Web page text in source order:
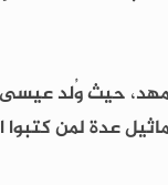
حيث وُلد
عدة لمن كتبوا